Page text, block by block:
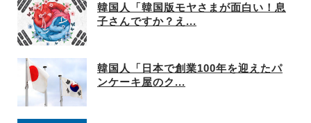
韓国人「韓国版モヤさまが面白い！息
子さんですか？え...
韓国人「日本で創業100年を迎えたパ
ンケーキ屋のク...